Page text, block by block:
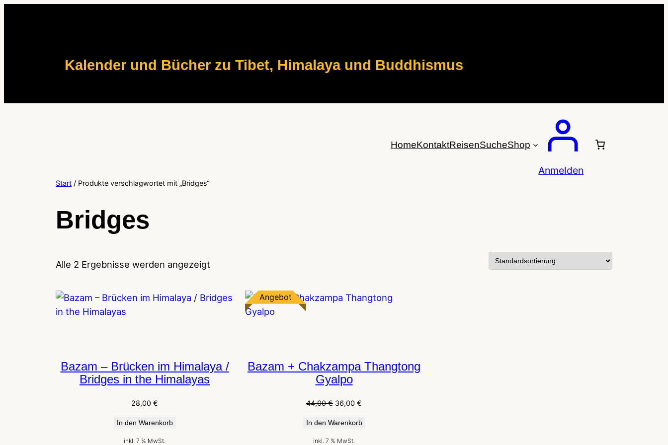
Kalender und Bücher zu Tibet, Himalaya und Buddhismus
HomeKontaktReisenSucheShop
Anmelden
Start / Produkte verschlagwortet mit „Bridges“
Bridges
Alle 2 Ergebnisse werden angezeigt
Bazam – Brücken im Himalaya /
Bridges in the Himalayas
28,00 €
In den Warenkorb
inkl. 7 % MwSt.
AngebotProdukt
im
Bazam + Chakzampa Thangtong
Gyalpo
44,00€ Ursprünglicher
war:
36,00 €
ist:
In den Warenkorb
inkl. 7 % MwSt.